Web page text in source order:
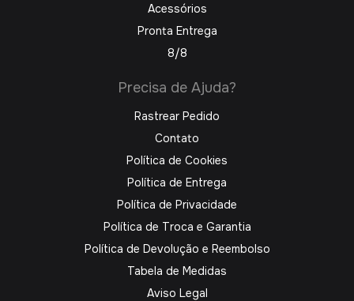
Acessórios
Pronta Entrega
8/8
Precisa de Ajuda?
Rastrear Pedido
Contato
Política de Cookies
Política de Entrega
Política de Privacidade
Política de Troca e Garantia
Política de Devolução e Reembolso
Tabela de Medidas
Aviso Legal